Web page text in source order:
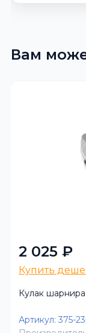
Вам
2 025 ₽
Купить
Кулак
Артикул: 375-